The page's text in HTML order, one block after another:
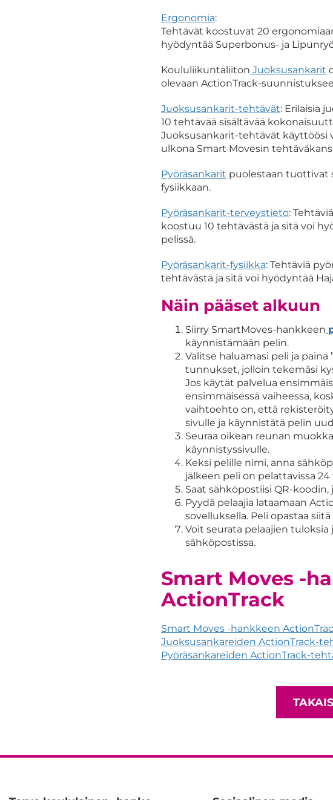
Ergonomia:
Tehtävät koostuvat 20
hyödyntää Superbonus- ja
Koululiikuntaliiton Juoksusankarit
olevaan ActionTrack-
Juoksusankarit-tehtävät: Erilaisia
10 tehtävää sisältävää
Juoksusankarit-tehtävät käyttöösi
ulkona Smart Movesin
Pyöräsankarit puolestaan tuottivat
fysiikkaan.
Pyöräsankarit-terveystieto:
koostuu 10 tehtävästä ja sitä voi
pelissä.
Pyöräsankarit-fysiikka: Tehtäviä
tehtävästä ja sitä voi hyödyntää
Näin pääset alkuun
Siirry SmartMoves-hankkeen
käynnistämään pelin.
Valitse haluamasi peli ja
tunnukset, jolloin tekemäsi
Jos käytät palvelua
ensimmäisessä vaiheessa,
vaihtoehto on, että
sivulle ja käynnistätä pelin
Seuraa oikean reunan
käynnistyssivulle.
Keksi pelille nimi, anna
jälkeen peli on pelattavissa
Saat sähköpostiisi QR-
Pyydä pelaajia lataamaan
sovelluksella. Peli opastaa
Voit seurata pelaajien
sähköpostissa.
Smart Moves -
ActionTrack
Smart Moves -hankkeen
Juoksusankareiden ActionTrack-
Pyöräsankareiden ActionTrack-